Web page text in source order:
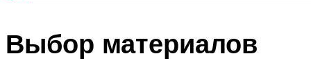
Выбор материалов